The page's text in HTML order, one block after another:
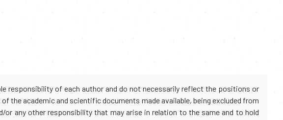
responsibility of each author and do not necessarily reflect the positions or
the academic and scientific documents made available, being excluded from
any other responsibility that may arise in relation to the same and to hold